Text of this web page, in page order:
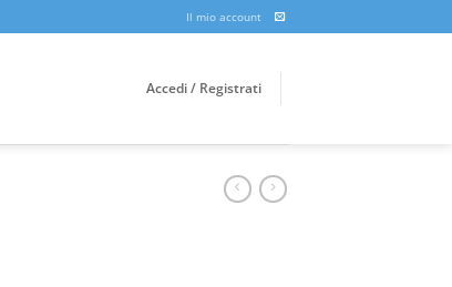
Il mio account
Accedi / Registrati